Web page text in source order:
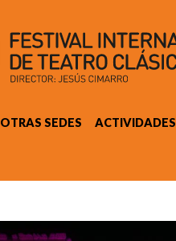
OTRAS SEDES ACTIVIDADES